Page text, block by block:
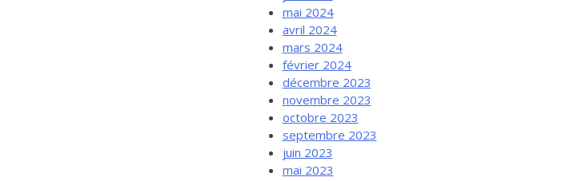
mai 2024
avril 2024
mars 2024
février 2024
décembre 2023
novembre 2023
octobre 2023
septembre 2023
juin 2023
mai 2023